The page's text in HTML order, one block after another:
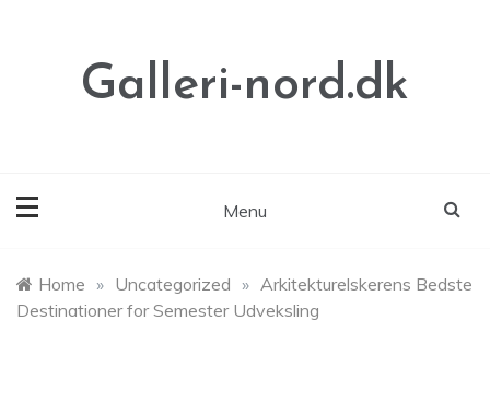
Galleri-nord.dk
Menu
Home » Uncategorized » Arkitekturelskerens Bedste
Destinationer for Semester Udveksling